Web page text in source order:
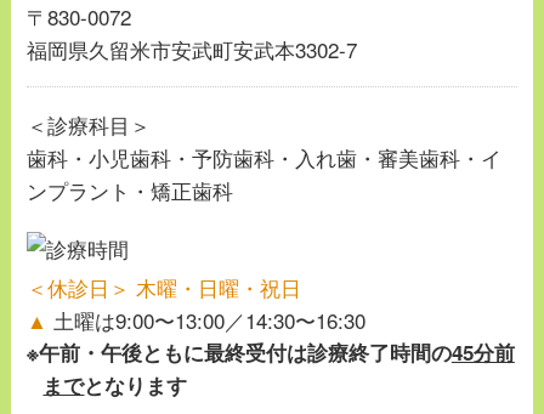
〒830-0072
福岡県久留米市安武町安武本3302-7
＜診療科目＞
歯科・小児歯科・予防歯科・入れ歯・審美歯科・イ
ンプラント・矯正歯科
＜休診日＞ 木曜・日曜・祝日
▲ 土曜は9:00〜13:00／14:30〜16:30
※午前・午後ともに最終受付は診療終了時間の45分前
までとなります